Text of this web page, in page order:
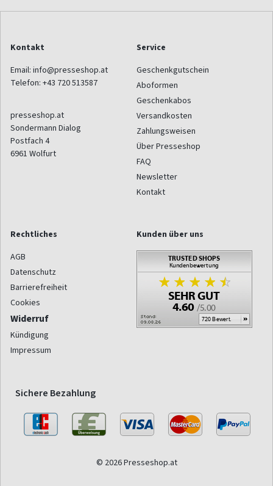
Kontakt
Email: info@presseshop.at
Telefon: +43 720 513587
presseshop.at
Sondermann Dialog
Postfach 4
6961 Wolfurt
Service
Geschenkgutschein
Aboformen
Geschenkabos
Versandkosten
Zahlungsweisen
Über Presseshop
FAQ
Newsletter
Kontakt
Rechtliches
AGB
Datenschutz
Barrierefreiheit
Cookies
Widerruf
Kündigung
Impressum
Kunden über uns
Sichere Bezahlung
© 2026 Presseshop.at